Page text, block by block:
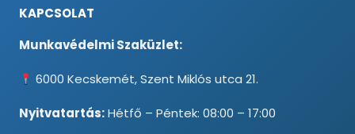
KAPCSOLAT
Munkavédelmi Szaküzlet:
6000 Kecskemét, Szent Miklós utca 21.
Nyitvatartás:Hétfő – Péntek: 08:00 – 17:00